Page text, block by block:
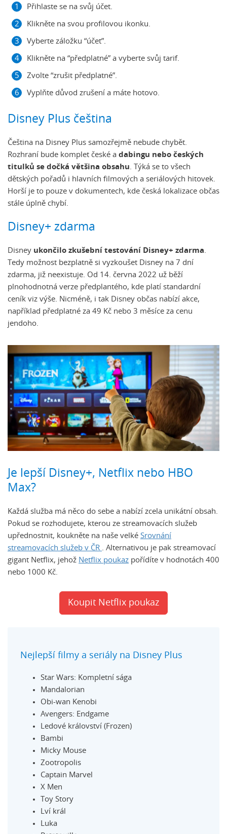
Přihlaste se na svůj účet.
Klikněte na svou profilovou ikonku.
Vyberte záložku “účet”.
Klikněte na “předplatné” a vyberte svůj tarif.
Zvolte “zrušit předplatné”.
Vyplňte důvod zrušení a máte hotovo.
Disney Plus čeština
Čeština na Disney Plus samozřejmě nebude chybět.
Rozhraní bude komplet české a dabingu nebo českých
titulků se dočká většina obsahu. Týká se to všech
dětských pořadů i hlavních filmových a seriálových hitovek.
Horší je to pouze v dokumentech, kde česká lokalizace občas
stále úplně chybí.
Disney+ zdarma
Disney ukončilo zkušební testování Disney+ zdarma.
Tedy možnost bezplatně si vyzkoušet Disney na 7 dní
zdarma, již neexistuje. Od 14. června 2022 už běží
plnohodnotná verze předplantého, kde platí standardní
ceník viz výše. Nicméně, i tak Disney občas nabízí akce,
například předplatné za 49 Kč nebo 3 měsíce za cenu
jendoho.
Je lepší Disney+, Netflix nebo HBO
Max?
Každá služba má něco do sebe a nabízí zcela unikátní obsah.
Pokud se rozhodujete, kterou ze streamovacích služeb
upřednostnit, koukněte na naše velké Srovnání
streamovacích služeb v ČR . Alternativou je pak streamovací
gigant Netflix, jehož Netflix poukaz pořídíte v hodnotách 400
nebo 1000 Kč.
Koupit Netflix poukaz
Nejlepší filmy a seriály na Disney Plus
Star Wars: Kompletní sága
Mandalorian
Obi-wan Kenobi
Avengers: Endgame
Ledové království (Frozen)
Bambi
Micky Mouse
Zootropolis
Captain Marvel
X Men
Toy Story
Lví král
Luka